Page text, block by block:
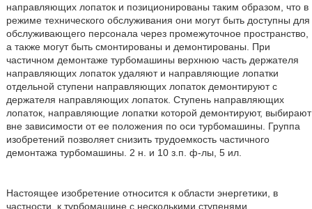
направляющих лопаток и позиционированы таким образом, что в
режиме технического обслуживания они могут быть доступны для
обслуживающего персонала через промежуточное пространство,
а также могут быть смонтированы и демонтированы. При
частичном демонтаже турбомашины верхнюю часть держателя
направляющих лопаток удаляют и направляющие лопатки
отдельной ступени направляющих лопаток демонтируют с
держателя направляющих лопаток. Ступень направляющих
лопаток, направляющие лопатки которой демонтируют, выбирают
вне зависимости от ее положения по оси турбомашины. Группа
изобретений позволяет снизить трудоемкость частичного
демонтажа турбомашины. 2 н. и 10 з.п. ф-лы, 5 ил.
Настоящее изобретение относится к области энергетики, в
частности, к турбомашине с несколькими ступенями